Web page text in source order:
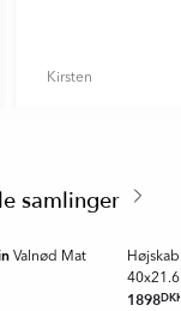
Kirsten
samlinger
Valnød Mat
1898